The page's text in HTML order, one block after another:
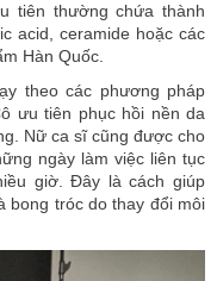
tiên thường chứa thành
acid, ceramide hoặc các
Hàn Quốc.
theo các phương pháp
ưu tiên phục hồi nền da
Nữ ca sĩ cũng được cho
ngày làm việc liên tục
giờ. Đây là cách giúp
bong tróc do thay đổi môi